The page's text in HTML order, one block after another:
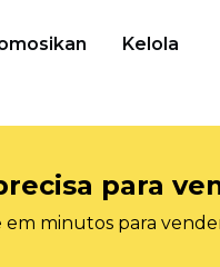
Kelola
para
minutos para